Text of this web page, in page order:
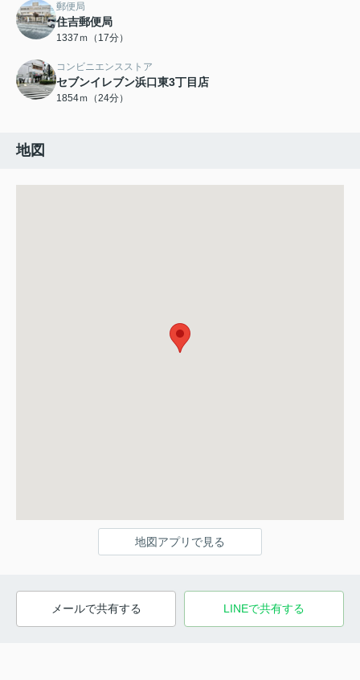
郵便局
住吉郵便局
1337ｍ（17分）
コンビニエンスストア
セブンイレブン浜口東3丁目店
1854ｍ（24分）
地図
地図アプリで見る
メールで共有する LINEで共有する